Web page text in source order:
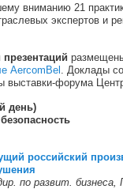
вниманию 21
экспертов и
AercomBel . Доклады
выставки-форума
день)
российский
по развит. бизнеса,